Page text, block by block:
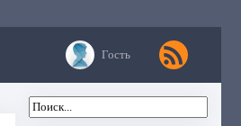
Гость